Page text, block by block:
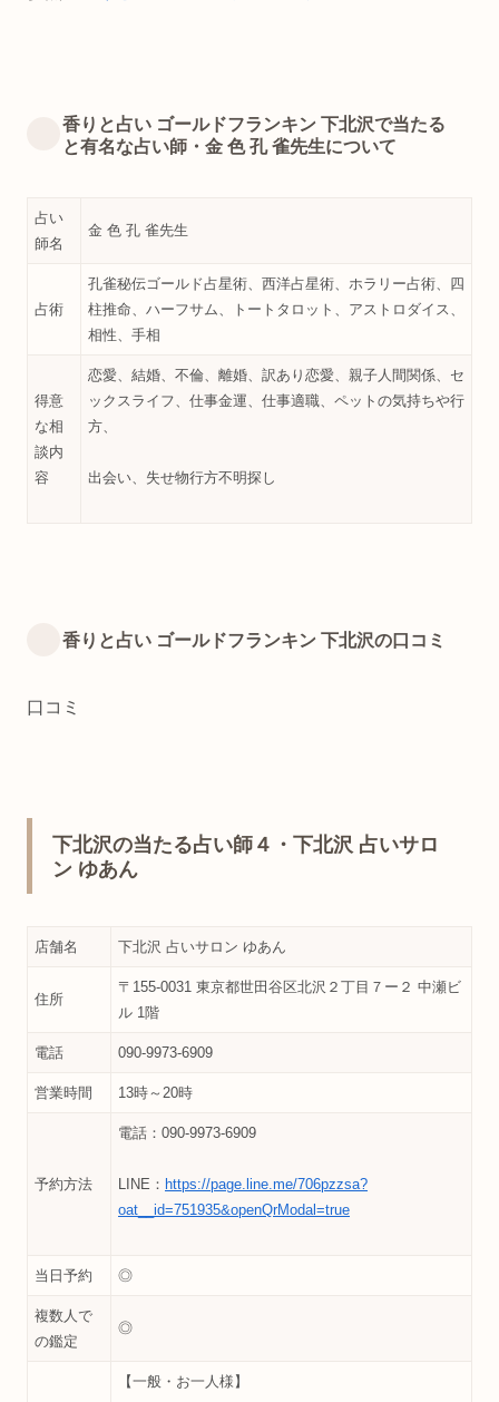
香りと占い ゴールドフランキン 下北沢で当たる
と有名な占い師・金 色 孔 雀先生について
占い
師名
金 色 孔 雀先生
占術
孔雀秘伝ゴールド占星術、西洋占星術、ホラリー占術、四
柱推命、ハーフサム、トートタロット、アストロダイス、
相性、手相
得意
な相
談内
容
恋愛、結婚、不倫、離婚、訳あり恋愛、親子人間関係、セ
ックスライフ、仕事金運、仕事適職、ペットの気持ちや行
方、
出会い、失せ物行方不明探し
香りと占い ゴールドフランキン 下北沢の口コミ
口コミ
下北沢の当たる占い師４・下北沢 占いサロ
ン ゆあん
店舗名 下北沢 占いサロン ゆあん
住所
〒155-0031 東京都世田谷区北沢２丁目７ー２ 中瀬ビ
ル 1階
電話 090-9973-6909
営業時間 13時～20時
予約方法
電話：090-9973-6909
LINE： https://page.line.me/706pzzsa?
oat__id=751935&openQrModal=true
当日予約 ◎
複数人で
の鑑定
◎
【一般・お一人様】